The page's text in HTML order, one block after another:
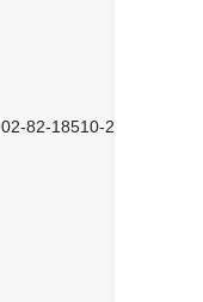
02-82-18510-2601